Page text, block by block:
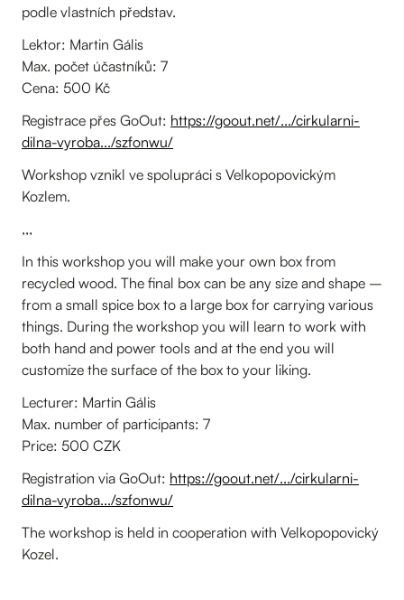
podle vlastních představ.
Lektor: Martin Gális
Max. počet účastníků: 7
Cena: 500 Kč
Registrace přes GoOut: https://goout.net/.../cirkularni-
dilna-vyroba.../szfonwu/
Workshop vznikl ve spolupráci s Velkopopovickým
Kozlem.
,,,
In this workshop you will make your own box from
recycled wood. The final box can be any size and shape –
from a small spice box to a large box for carrying various
things. During the workshop you will learn to work with
both hand and power tools and at the end you will
customize the surface of the box to your liking.
Lecturer: Martin Gális
Max. number of participants: 7
Price: 500 CZK
Registration via GoOut: https://goout.net/.../cirkularni-
dilna-vyroba.../szfonwu/
The workshop is held in cooperation with Velkopopovický
Kozel.